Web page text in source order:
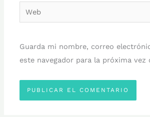
Web
Guarda mi nombre, correo
este navegador para la próxima vez